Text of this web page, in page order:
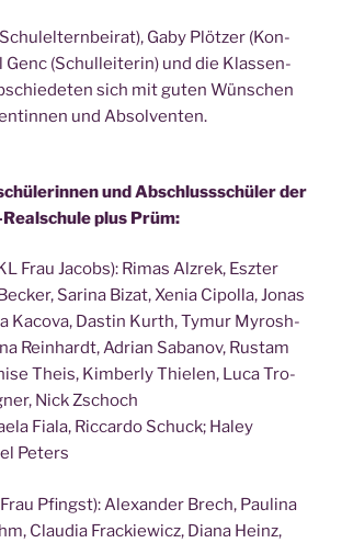
Gaby Plöt­zer (Kon­
Genc (Schul­lei­te­rin) und die Klas­sen­
sich mit guten Wün­schen
und Absolventen.
und Abschluss­schü­ler der
plus Prüm:
Frau Jacobs): Rimas Alz­rek, Esz­ter
Sari­na Bizat, Xenia Cipol­la, Jonas
Kaco­va, Das­tin Kurth, Tymur Myrosh­
Rein­hardt, Adri­an Saba­nov, Rus­tam
Theis, Kim­ber­ly Thie­len, Luca Tro­
Nick Zschoch
Fia­la, Ric­car­do Schuck; Haley
Peters
Pfingst): Alex­an­der Brech, Pau­li­na
Clau­dia Fra­ckie­wicz, Dia­na Heinz,